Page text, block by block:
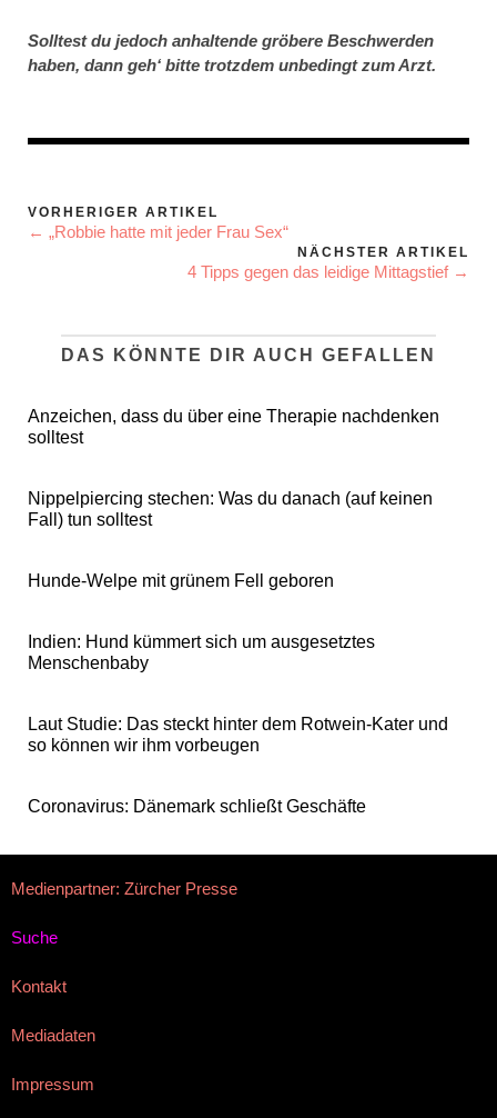
Solltest du jedoch anhaltende gröbere Beschwerden
haben, dann geh‘ bitte trotzdem unbedingt zum Arzt.
VORHERIGER ARTIKEL
← „Robbie hatte mit jeder Frau Sex“
NÄCHSTER ARTIKEL
4 Tipps gegen das leidige Mittagstief →
DAS KÖNNTE DIR AUCH GEFALLEN
Anzeichen, dass du über eine Therapie nachdenken
solltest
Nippelpiercing stechen: Was du danach (auf keinen
Fall) tun solltest
Hunde-Welpe mit grünem Fell geboren
Indien: Hund kümmert sich um ausgesetztes
Menschenbaby
Laut Studie: Das steckt hinter dem Rotwein-Kater und
so können wir ihm vorbeugen
Coronavirus: Dänemark schließt Geschäfte
Medienpartner: Zürcher Presse
Suche
Kontakt
Mediadaten
Impressum